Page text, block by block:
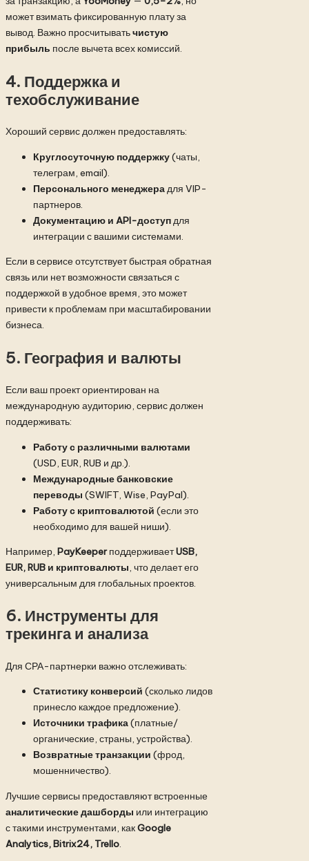
может взимать фиксированную плату за
вывод. Важно просчитыватьчистую
прибыль после вычета всех комиссий.
4. Поддержка и
техобслуживание
Хороший сервис должен предоставлять:
Круглосуточную поддержку(чаты,
телеграм, email).
Персонального менеджера для VIP-
партнеров.
Документацию и API-доступ для
интеграции с вашими системами.
Если в сервисе отсутствует быстрая обратная
связь или нет возможности связаться с
поддержкой в удобное время, это может
привести к проблемам при масштабировании
бизнеса.
5. География и валюты
Если ваш проект ориентирован на
международную аудиторию, сервис должен
поддерживать:
Работу с различными валютами
(USD, EUR, RUB и др.).
Международные банковские
переводы (SWIFT, Wise, PayPal).
Работу с криптовалютой (если это
необходимо для вашей ниши).
Например, PayKeeperподдерживаетUSB,
EUR, RUB и криптовалюты, что делает его
универсальным для глобальных проектов.
6. Инструменты для
трекинга и анализа
Для СРА-партнерки важно отслеживать:
Статистику конверсий (сколько лидов
принесло каждое предложение).
Источники трафика(платные/
органические, страны, устройства).
Возвратные транзакции (фрод,
мошенничество).
Лучшие сервисы предоставляют встроенные
аналитические дашборды или интеграцию
с такими инструментами, какGoogle
Analytics, Bitrix24, Trello.